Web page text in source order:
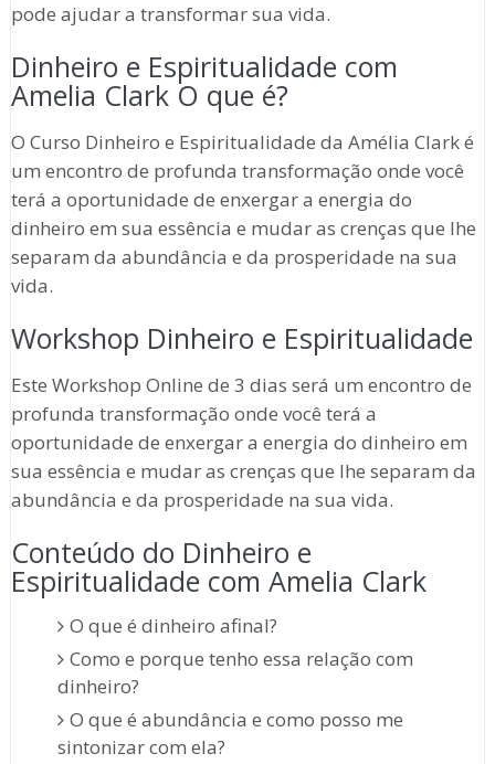
pode ajudar a transformar sua vida.
Dinheiro e Espiritualidade com
Amelia Clark O que é?
O Curso Dinheiro e Espiritualidade da Amélia Clark é
um encontro de profunda transformação onde você
terá a oportunidade de enxergar a energia do
dinheiro em sua essência e mudar as crenças que lhe
separam da abundância e da prosperidade na sua
vida.
Workshop Dinheiro e Espiritualidade
Este Workshop Online de 3 dias será um encontro de
profunda transformação onde você terá a
oportunidade de enxergar a energia do dinheiro em
sua essência e mudar as crenças que lhe separam da
abundância e da prosperidade na sua vida.
Conteúdo do Dinheiro e
Espiritualidade com Amelia Clark
O que é dinheiro afinal?
Como e porque tenho essa relação com
dinheiro?
O que é abundância e como posso me
sintonizar com ela?